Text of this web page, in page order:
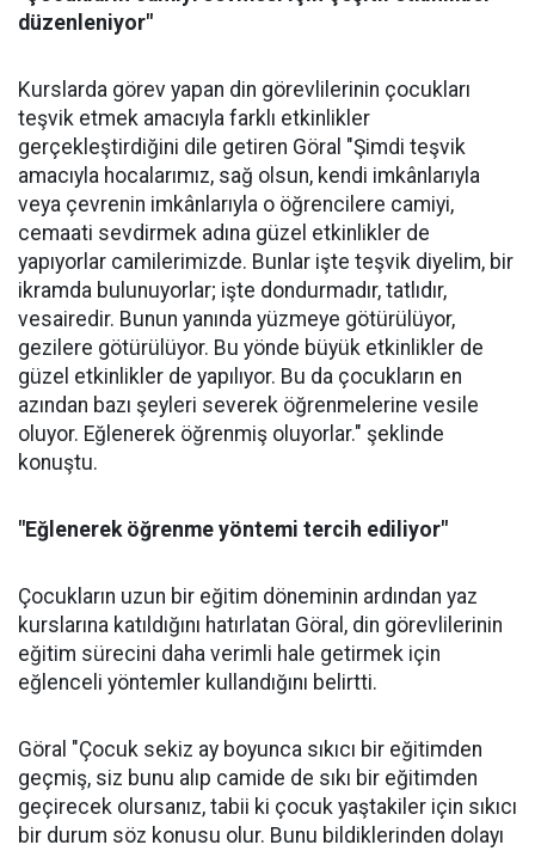
düzenleniyor"
Kurslarda görev yapan din görevlilerinin çocukları
teşvik etmek amacıyla farklı etkinlikler
gerçekleştirdiğini dile getiren Göral "Şimdi teşvik
amacıyla hocalarımız, sağ olsun, kendi imkânlarıyla
veya çevrenin imkânlarıyla o öğrencilere camiyi,
cemaati sevdirmek adına güzel etkinlikler de
yapıyorlar camilerimizde. Bunlar işte teşvik diyelim, bir
ikramda bulunuyorlar; işte dondurmadır, tatlıdır,
vesairedir. Bunun yanında yüzmeye götürülüyor,
gezilere götürülüyor. Bu yönde büyük etkinlikler de
güzel etkinlikler de yapılıyor. Bu da çocukların en
azından bazı şeyleri severek öğrenmelerine vesile
oluyor. Eğlenerek öğrenmiş oluyorlar." şeklinde
konuştu.
"Eğlenerek öğrenme yöntemi tercih ediliyor"
Çocukların uzun bir eğitim döneminin ardından yaz
kurslarına katıldığını hatırlatan Göral, din görevlilerinin
eğitim sürecini daha verimli hale getirmek için
eğlenceli yöntemler kullandığını belirtti.
Göral "Çocuk sekiz ay boyunca sıkıcı bir eğitimden
geçmiş, siz bunu alıp camide de sıkı bir eğitimden
geçirecek olursanız, tabii ki çocuk yaştakiler için sıkıcı
bir durum söz konusu olur. Bunu bildiklerinden dolayı